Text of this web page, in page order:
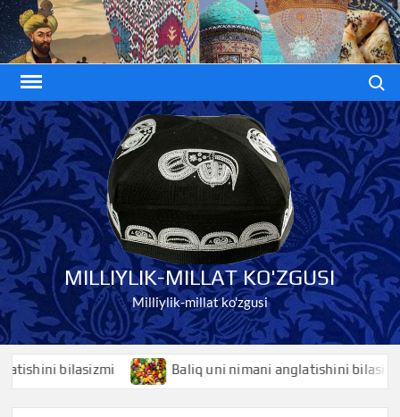
Skip
to
content
MILLIYLIK-MILLAT KO'ZGUSI
Milliylik-millat ko'zgusi
bilasizmi Baliq uni nimani anglatishini bilasizmi